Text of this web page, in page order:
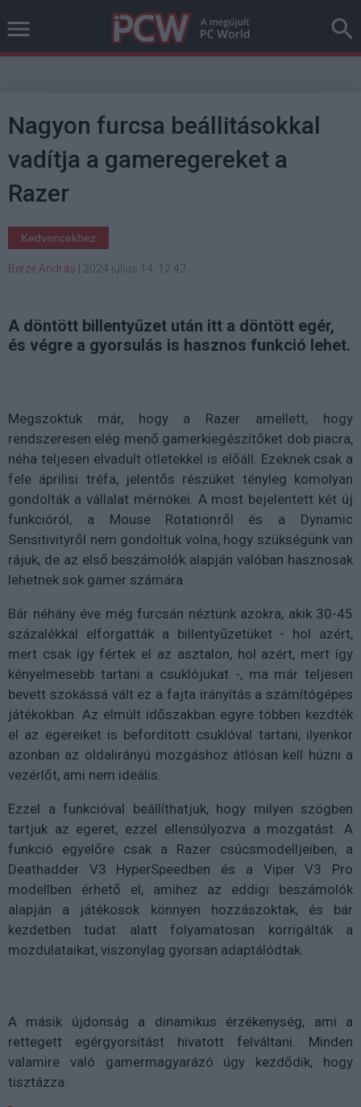
Nagyon furcsa beállitásokkal
vadítja a gameregereket a
Razer
Kedvencekhez
Berze András 2024 július 14. 12:42
A döntött billentyűzet után itt a döntött egér,
és végre a gyorsulás is hasznos funkció lehet.
Megszoktuk már, hogy a Razer amellett, hogy
rendszeresen elég menő gamerkiegészítőket dob piacra,
néha teljesen elvadult ötletekkel is előáll. Ezeknek csak a
fele áprilisi tréfa, jelentős részüket tényleg komolyan
gondolták a vállalat mérnökei. A most bejelentett két új
funkcióról, a Mouse Rotationről és a Dynamic
Sensitivityről nem gondoltuk volna, hogy szükségünk van
rájuk, de az első beszámolók alapján valóban hasznosak
lehetnek sok gamer számára.
Bár néhány éve még furcsán néztünk azokra, akik 30-45
százalékkal elforgatták a billentyűzetüket - hol azért,
mert csak így fértek el az asztalon, hol azért, mert így
kényelmesebb tartani a csuklójukat -, ma már teljesen
bevett szokássá vált ez a fajta irányítás a számítógépes
játékokban. Az elmúlt időszakban egyre többen kezdték
el az egereiket is befordított csuklóval tartani, ilyenkor
azonban az oldalirányú mozgáshoz átlósan kell húzni a
vezérlőt, ami nem ideális.
Ezzel a funkcióval beállíthatjuk, hogy milyen szögben
tartjuk az egeret, ezzel ellensúlyozva a mozgatást. A
funkció egyelőre csak a Razer csúcsmodelljeiben, a
Deathadder V3 HyperSpeedben és a Viper V3 Pro
modellben érhető el, amihez az eddigi beszámolók
alapján a játékosok könnyen hozzászoktak, és bár
kezdetben tudat alatt folyamatosan korrigálták a
mozdulataikat, viszonylag gyorsan adaptálódtak.
A másik újdonság a dinamikus érzékenység, ami a
rettegett egérgyorsítást hivatott felváltani. Minden
valamire való gamermagyarázó úgy kezdődik, hogy
tisztázza: